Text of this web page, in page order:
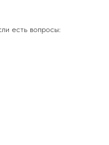
есть вопросы: